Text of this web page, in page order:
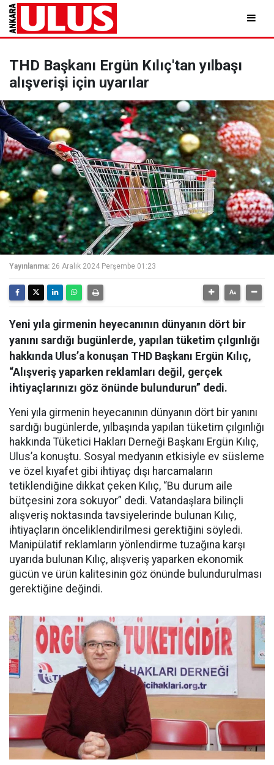
THD Başkanı Ergün Kılıç'tan yılbaşı
alışverişi için uyarılar
Yayınlanma: 26 Aralık 2024 Perşembe 01:23
Yeni yıla girmenin heyecanının dünyanın dört bir
yanını sardığı bugünlerde, yapılan tüketim çılgınlığı
hakkında Ulus’a konuşan THD Başkanı Ergün Kılıç,
“Alışveriş yaparken reklamları değil, gerçek
ihtiyaçlarınızı göz önünde bulundurun” dedi.
Yeni yıla girmenin heyecanının dünyanın dört bir yanını
sardığı bugünlerde, yılbaşında yapılan tüketim çılgınlığı
hakkında Tüketici Hakları Derneği Başkanı Ergün Kılıç,
Ulus’a konuştu. Sosyal medyanın etkisiyle ev süsleme
ve özel kıyafet gibi ihtiyaç dışı harcamaların
tetiklendiğine dikkat çeken Kılıç, “Bu durum aile
bütçesini zora sokuyor” dedi. Vatandaşlara bilinçli
alışveriş noktasında tavsiyelerinde bulunan Kılıç,
ihtiyaçların önceliklendirilmesi gerektiğini söyledi.
Manipülatif reklamların yönlendirme tuzağına karşı
uyarıda bulunan Kılıç, alışveriş yaparken ekonomik
gücün ve ürün kalitesinin göz önünde bulundurulması
gerektiğine değindi.